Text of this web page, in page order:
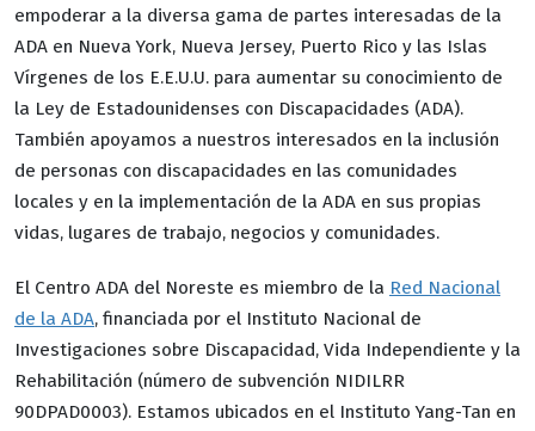
empoderar a la diversa gama de partes interesadas de la
ADA en Nueva York, Nueva Jersey, Puerto Rico y las Islas
Vírgenes de los E.E.U.U. para aumentar su conocimiento de
la Ley de Estadounidenses con Discapacidades (ADA).
También apoyamos a nuestros interesados en la inclusión
de personas con discapacidades en las comunidades
locales y en la implementación de la ADA en sus propias
vidas, lugares de trabajo, negocios y comunidades.
El Centro ADA del Noreste es miembro de la Red Nacional
de la ADA, financiada por el Instituto Nacional de
Investigaciones sobre Discapacidad, Vida Independiente y la
Rehabilitación (número de subvención NIDILRR
90DPAD0003). Estamos ubicados en el Instituto Yang-Tan en